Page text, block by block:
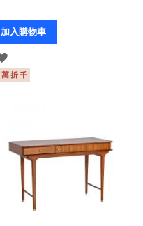
加入購物車
登
入